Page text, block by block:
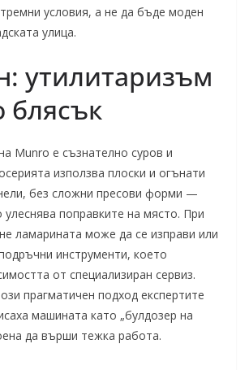
условия, а не да бъде моден
улица.
утилитаризъм
блясък
Munro е съзнателно суров и
използва плоски и огънати
без сложни пресови форми —
поправките на място. При
ламарината може да се изправи или
инструменти, което
от специализиран сервиз.
прагматичен подход експертите
машината като „булдозер на
да върши тежка работа.